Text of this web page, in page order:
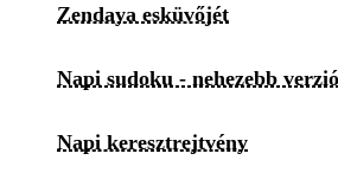
Zendaya esküvőjét
Napi sudoku - nehezebb verzió
Napi keresztrejtvény